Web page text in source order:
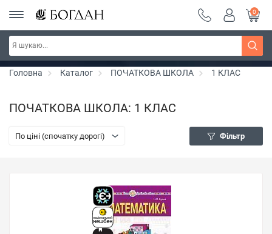
РОЗПРОДАЖ ~ 150 грн ~ 200 грн ~ 250 грн ~
300 грн ~ РОЗПРОДАЖ
Дізнатись більше
0
Головна Каталог ПОЧАТКОВА ШКОЛА 1 КЛАС
ПОЧАТКОВА ШКОЛА: 1 КЛАС
По ціні (спочатку дорогі) Фільтр